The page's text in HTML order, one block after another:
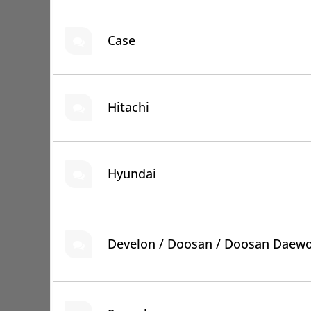
Case
Hitachi
Hyundai
Develon / Doosan / Doosan